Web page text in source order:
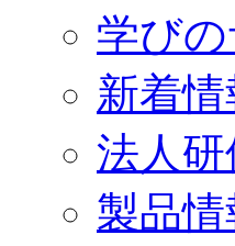
学び
新着情
法人研
製品情